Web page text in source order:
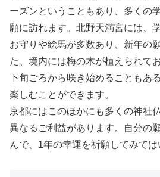
ーズンということもあり、多くの
願に訪れます。北野天満宮には、
お守りや絵馬が多数あり、新年の
た、境内には梅の木が植えられて
下旬ごろから咲き始めることもあ
楽しむことができます。
京都にはこのほかにも多くの神社
異なるご利益があります。自分の
んで、1年の幸運を祈願してみては